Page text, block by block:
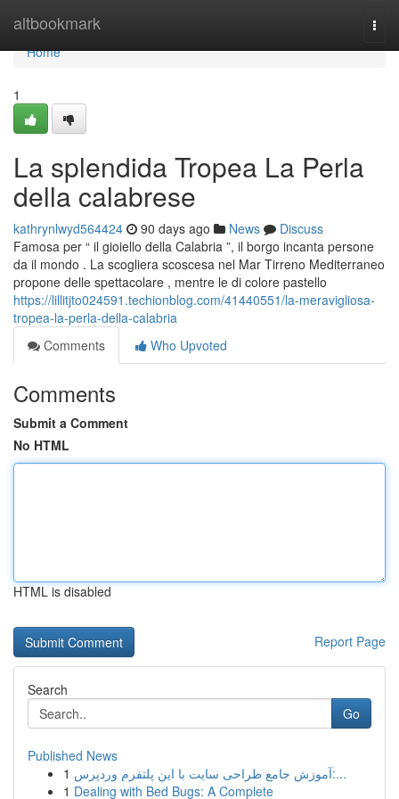
altbookmark
Home
Home
1
La splendida Tropea La Perla
della calabrese
kathrynlwyd564424 90 days ago News
Discuss
Famosa per “ il gioiello della Calabria ”, il borgo incanta persone
da il mondo . La scogliera scoscesa nel Mar Tirreno Mediterraneo
propone delle spettacolare , mentre le di colore pastello
https://lillitjto024591.techionblog.com/41440551/la-meravigliosa-
tropea-la-perla-della-calabria
Comments
Who Upvoted
Comments
Submit a Comment
No HTML
HTML is disabled
Report Page
Search
Go
Published News
1
آموزش جامع طراحی سایت با این پلتفرم وردپرس:...
1 Dealing with Bed Bugs: A Complete